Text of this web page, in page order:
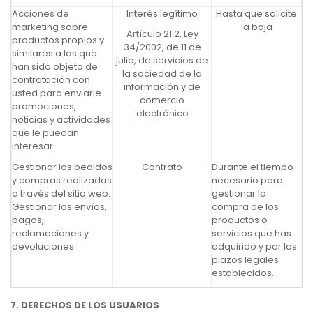
Acciones de
marketing sobre
productos propios y
similares a los que
han sido objeto de
contratación con
usted para enviarle
promociones,
noticias y actividades
que le puedan
interesar.
Interés legítimo
Artículo 21.2, Ley
34/2002, de 11 de
julio, de servicios de
la sociedad de la
información y de
comercio
electrónico
Hasta que solicite
la baja
Gestionar los pedidos
y compras realizadas
a través del sitio web.
Gestionar los envíos,
pagos,
reclamaciones y
devoluciones
Contrato
Durante el tiempo
necesario para
gestionar la
compra de los
productos o
servicios que has
adquirido y por los
plazos legales
establecidos.
7. DERECHOS DE LOS USUARIOS